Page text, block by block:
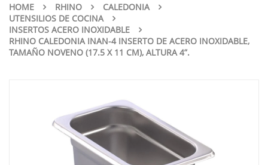
HOME RHINO
CALEDONIA
UTENSILIOS DE COCINA
INSERTOS ACERO INOXIDABLE
RHINO CALEDONIA INAN-4 INSERTO DE ACERO INOXIDABLE,
TAMAÑO NOVENO (17.5 X 11 CM), ALTURA 4”.